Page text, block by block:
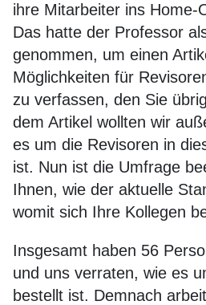
ihre Mitarbeiter ins Home-
Das hatte der Professor
genommen, um einen
Möglichkeiten für
zu verfassen, den Sie
dem Artikel wollten wir
es um die Revisoren in
ist. Nun ist die Umfrage
Ihnen, wie der aktuelle
womit sich Ihre Kollegen
Insgesamt haben 56
und uns verraten, wie es
bestellt ist. Demnach